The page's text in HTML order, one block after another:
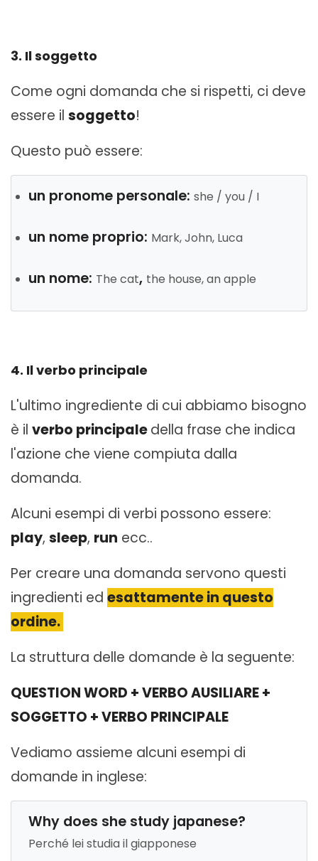
3. Il soggetto
Come ogni domanda che si rispetti, ci deve
essere il soggetto!
Questo può essere:
un pronome personale: she / you / I
un nome proprio: Mark, John, Luca
un nome: The cat, the house, an apple
4. Il verbo principale
L'ultimo ingrediente di cui abbiamo bisogno
è il verbo principaledella frase che indica
l'azione che viene compiuta dalla
domanda.
Alcuni esempi di verbi possono essere:
play, sleep, run ecc..
Per creare una domanda servono questi
ingredienti ed esattamente in questo
ordine.
La struttura delle domande è la seguente:
QUESTION WORD + VERBO AUSILIARE +
SOGGETTO + VERBO PRINCIPALE
Vediamo assieme alcuni esempi di
domande in inglese:
Why does she study japanese?
Perché lei studia il giapponese